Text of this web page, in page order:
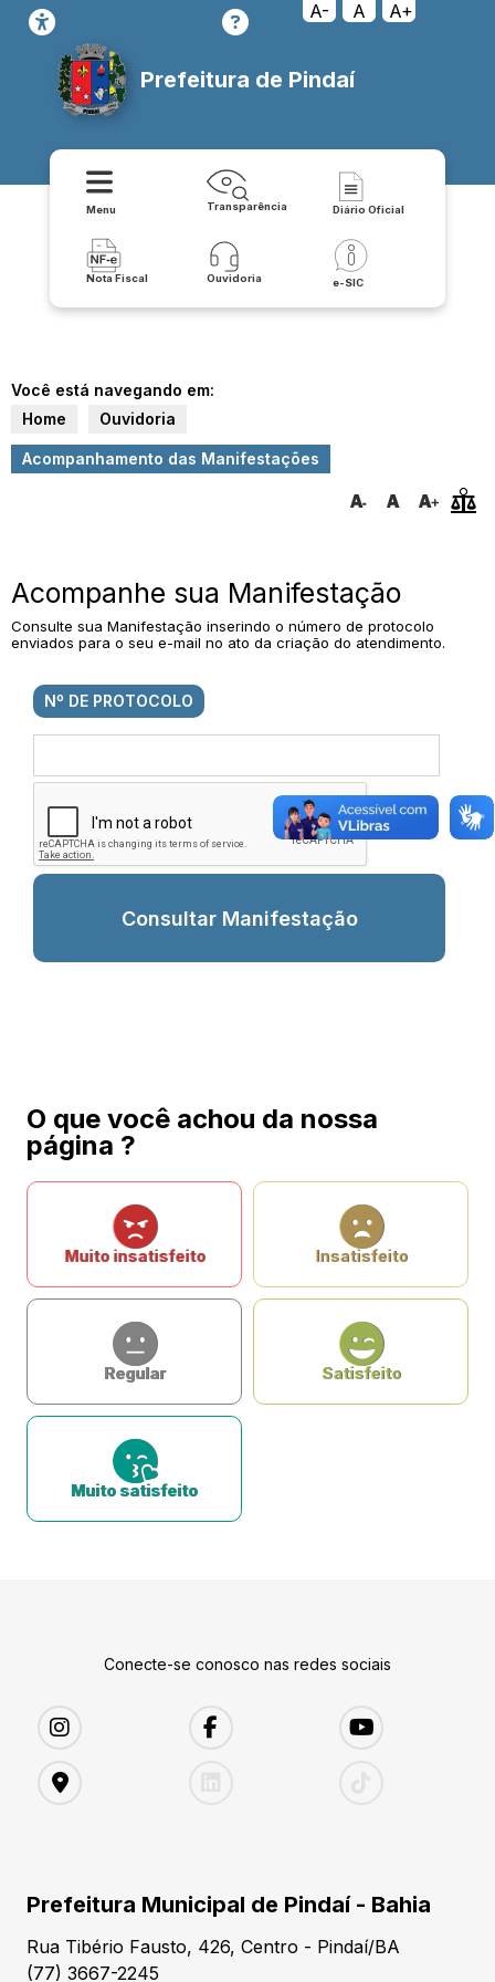
A- A A+
Prefeitura de Pindaí
Menu Transparência Diário Oficial
Nota Fiscal Ouvidoria e-SIC
Você está navegando em:
Home
Ouvidoria
Acompanhamento das Manifestações
Acompanhe sua Manifestação
Consulte sua Manifestação inserindo o número de protocolo
enviados para o seu e-mail no ato da criação do atendimento.
Nº DE PROTOCOLO
O que você achou da nossa
página ?
Muito insatisfeito Insatisfeito
Regular Satisfeito
Muito satisfeito
Conecte-se conosco nas redes sociais
Prefeitura Municipal de Pindaí - Bahia
Rua Tibério Fausto, 426, Centro - Pindaí/BA
(77) 3667-2245